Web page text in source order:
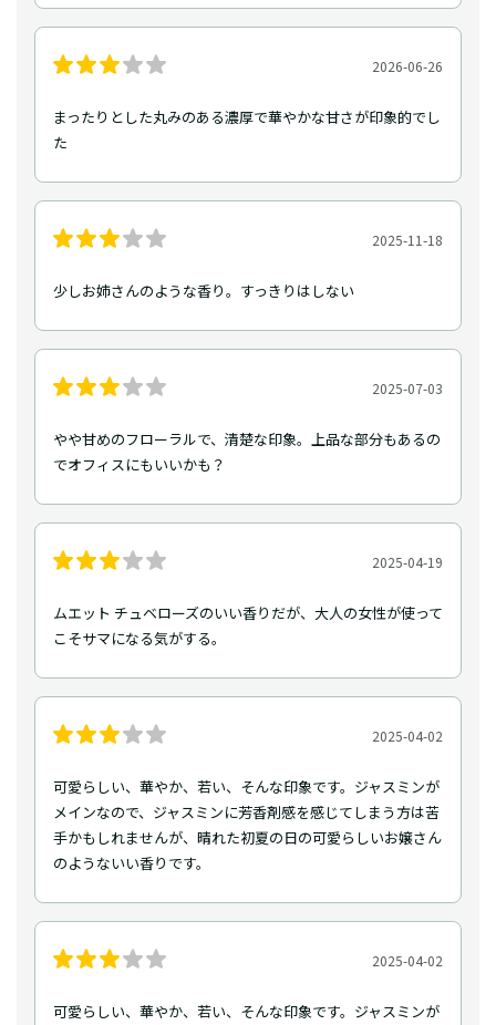
2026-06-26
まったりとした丸みのある濃厚で華やかな甘さが印象的でし
た
2025-11-18
少しお姉さんのような香り。すっきりはしない
2025-07-03
やや甘めのフローラルで、清楚な印象。上品な部分もあるの
でオフィスにもいいかも？
2025-04-19
ムエット チュベローズのいい香りだが、大人の女性が使って
こそサマになる気がする。
2025-04-02
可愛らしい、華やか、若い、そんな印象です。ジャスミンが
メインなので、ジャスミンに芳香剤感を感じてしまう方は苦
手かもしれませんが、晴れた初夏の日の可愛らしいお嬢さん
のようないい香りです。
2025-04-02
可愛らしい、華やか、若い、そんな印象です。ジャスミンが